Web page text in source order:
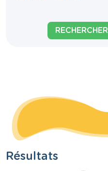
RECHERCHER
Résultats